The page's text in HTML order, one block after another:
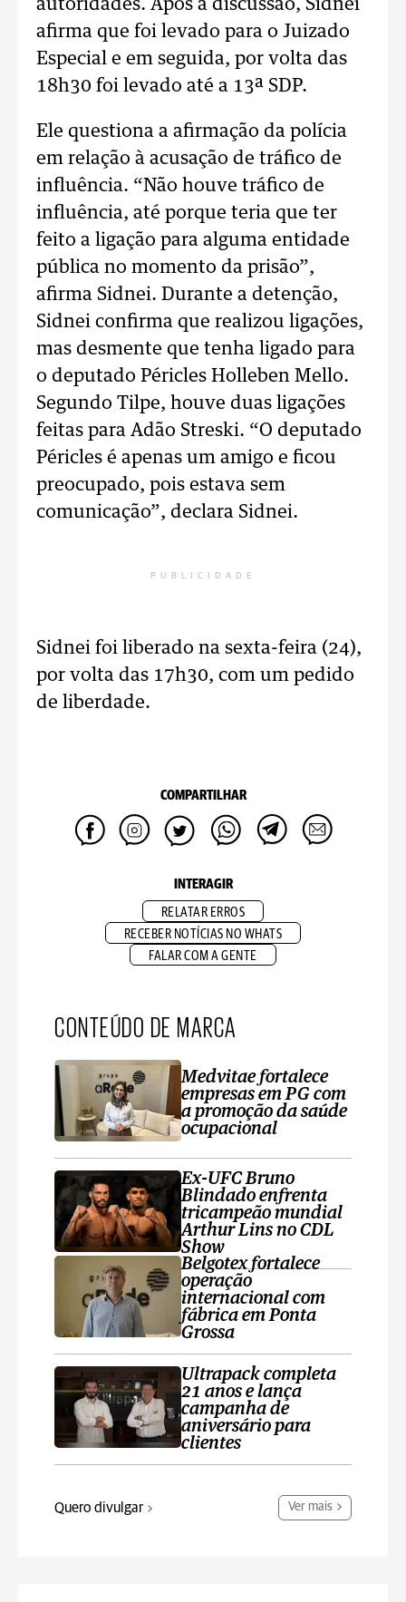
autoridades. Após a discussão, Sidnei
afirma que foi levado para o Juizado
Especial e em seguida, por volta das
18h30 foi levado até a 13ª SDP.
Ele questiona a afirmação da polícia
em relação à acusação de tráfico de
influência. “Não houve tráfico de
influência, até porque teria que ter
feito a ligação para alguma entidade
pública no momento da prisão”,
afirma Sidnei. Durante a detenção,
Sidnei confirma que realizou ligações,
mas desmente que tenha ligado para
o deputado Péricles Holleben Mello.
Segundo Tilpe, houve duas ligações
feitas para Adão Streski. “O deputado
Péricles é apenas um amigo e ficou
preocupado, pois estava sem
comunicação”, declara Sidnei.
PUBLICIDADE
Sidnei foi liberado na sexta-feira (24),
por volta das 17h30, com um pedido
de liberdade.
COMPARTILHAR
INTERAGIR
RELATAR ERROS
RECEBER NOTÍCIAS NO WHATS
FALAR COM A GENTE
CONTEÚDO DE MARCA
Medvitae fortalece
empresas em PG com
a promoção da saúde
ocupacional
Ex-UFC Bruno
Blindado enfrenta
tricampeão mundial
Arthur Lins no CDL
Show
Belgotex fortalece
operação
internacional com
fábrica em Ponta
Grossa
Ultrapack completa
21 anos e lança
campanha de
aniversário para
clientes
Quero divulgar Ver mais